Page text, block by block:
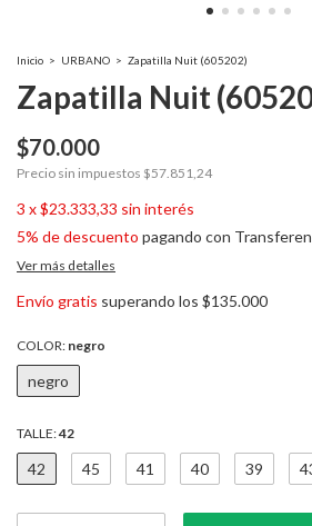
Inicio > URBANO > Zapatilla Nuit (605202)
Zapatilla Nuit
$70.000
Precio sin impuestos $57.851,24
3 x$23.333,33 sin interés
5% de descuento pagando con
Ver más detalles
Envío gratis superando los $135.000
COLOR: negro
negro
TALLE:42
42 45 41 40 39